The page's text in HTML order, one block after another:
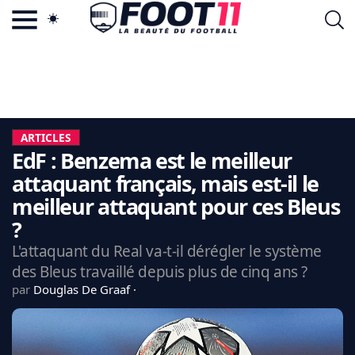
LA CHARTE
VIE PRIVÉE
CGU
CONTACTEZ-NOUS
MERCATO
CDM 2026
EDF
LIGUE 1
ARTICLES
EdF : Benzema est le meilleur
attaquant français, mais est-il le
meilleur attaquant pour ces Bleus
?
L'attaquant du Real va-t-il dérégler le système
des Bleus travaillé depuis plus de cinq ans ?
par Douglas De Graaf